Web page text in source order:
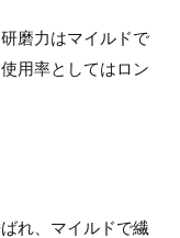
磨力はマイルドで
用率としてはロン
れ、マイルドで繊